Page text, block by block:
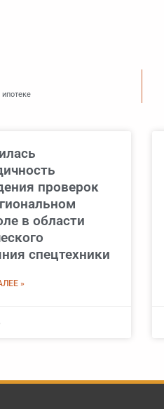
проверок
в области
спецтехники
»